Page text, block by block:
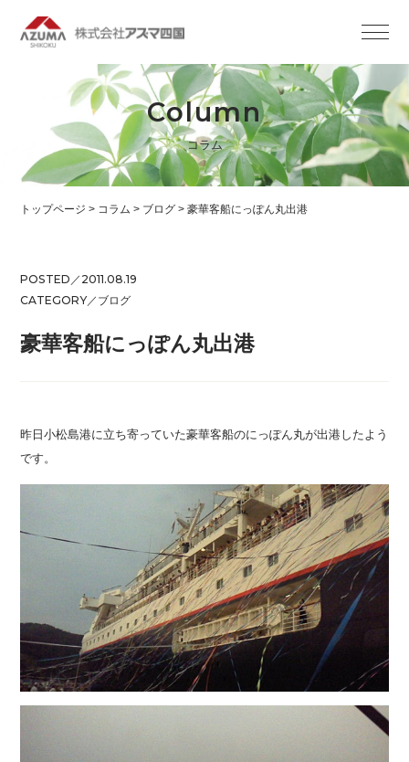
Column
コラム
トップページ > コラム > ブログ >豪華客船にっぽん丸出港
POSTED／2011.08.19
CATEGORY／ ブログ
豪華客船にっぽん丸出港
昨日小松島港に立ち寄っていた豪華客船のにっぽん丸が出港したよう
です。